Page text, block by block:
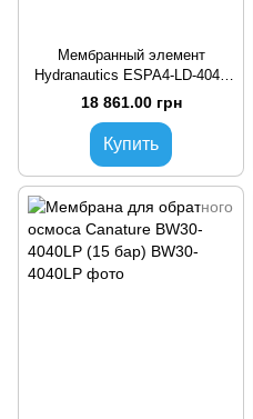
Мембранный элемент
Hydranautics ESPA4-LD-4040
(7бар, 99,2%)
18 861.00 грн
Купить